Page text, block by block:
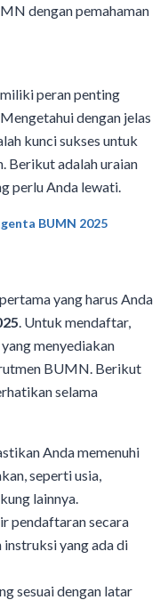
dengan pemahaman
peran penting
dengan jelas
kunci sukses untuk
Berikut adalah uraian
perlu Anda lewati.
BUMN 2025
yang harus Anda
. Untuk mendaftar,
menyediakan
BUMN. Berikut
selama
Anda memenuhi
seperti usia,
lainnya.
pendaftaran secara
instruksi yang ada di
sesuai dengan latar